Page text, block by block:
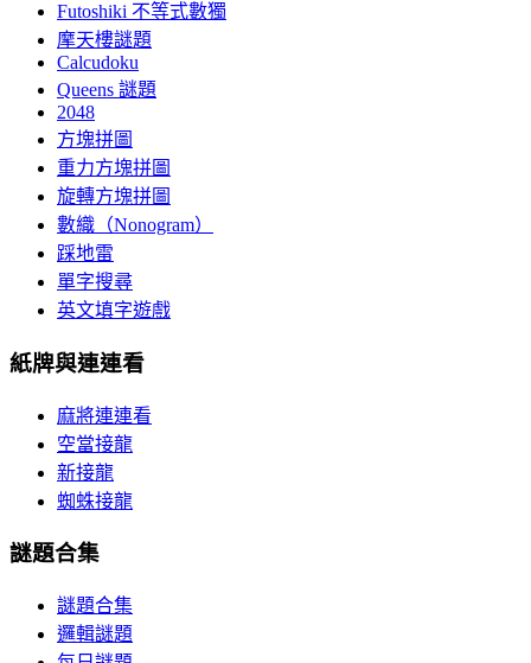
Futoshiki 不等式數獨
摩天樓謎題
Calcudoku
Queens 謎題
2048
方塊拼圖
重力方塊拼圖
旋轉方塊拼圖
數織（Nonogram）
踩地雷
單字搜尋
英文填字遊戲
紙牌與連連看
麻將連連看
空當接龍
新接龍
蜘蛛接龍
謎題合集
謎題合集
邏輯謎題